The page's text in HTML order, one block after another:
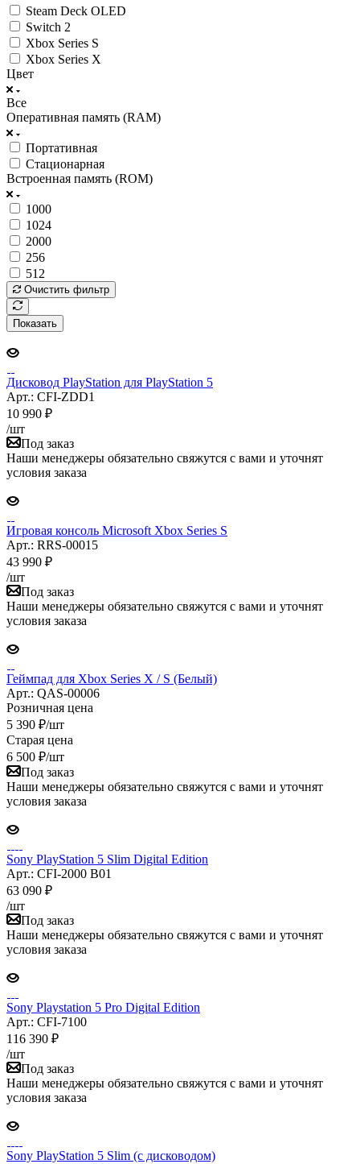
Steam Deck OLED
Switch 2
Xbox Series S
Xbox Series X
Цвет
Все
Оперативная память (RAM)
Портативная
Стационарная
Встроенная память (ROM)
1000
1024
2000
256
512
Очистить фильтр
Показать
Дисковод PlayStation для PlayStation 5
Арт.: CFI-ZDD1
10 990 ₽
/шт
Под заказ
Наши менеджеры обязательно свяжутся с вами и уточнят
условия заказа
Игровая консоль Microsoft Xbox Series S
Арт.: RRS-00015
43 990 ₽
/шт
Под заказ
Наши менеджеры обязательно свяжутся с вами и уточнят
условия заказа
Геймпад для Xbox Series X / S (Белый)
Арт.: QAS-00006
Розничная цена
5 390 ₽/шт
Старая цена
6 500 ₽/шт
Под заказ
Наши менеджеры обязательно свяжутся с вами и уточнят
условия заказа
Sony PlayStation 5 Slim Digital Edition
Арт.: CFI-2000 B01
63 090 ₽
/шт
Под заказ
Наши менеджеры обязательно свяжутся с вами и уточнят
условия заказа
Sony Playstation 5 Pro Digital Edition
Арт.: CFI-7100
116 390 ₽
/шт
Под заказ
Наши менеджеры обязательно свяжутся с вами и уточнят
условия заказа
Sony PlayStation 5 Slim (с дисководом)